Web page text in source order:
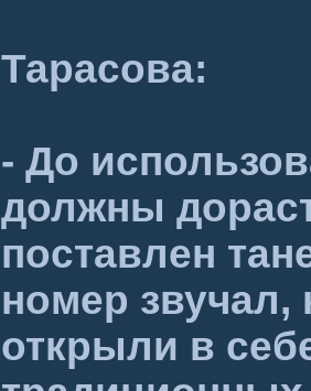
Тарасова:
- До
должны
поставлен
номер звучал,
открыли в